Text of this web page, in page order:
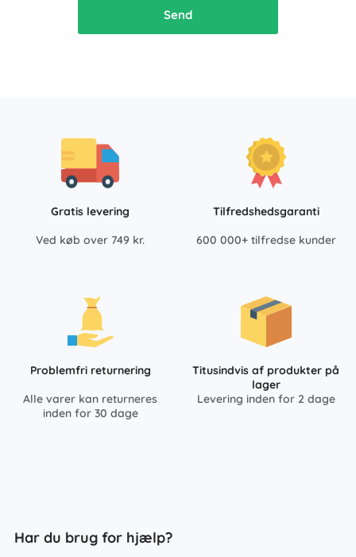
Send
Gratis levering
Ved køb over 749 kr.
Tilfredshedsgaranti
600 000+ tilfredse kunder
Problemfri returnering
Alle varer kan returneres
inden for 30 dage
Titusindvis af produkter på
lager
Levering inden for 2 dage
Har du brug for hjælp?